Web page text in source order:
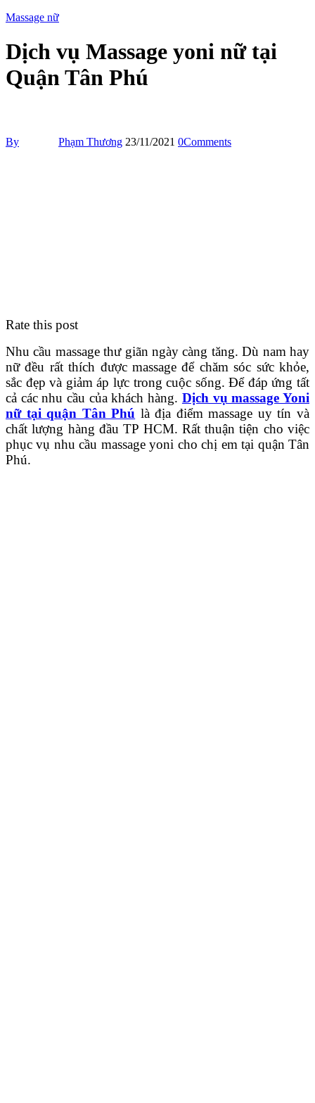
Massage nữ
Dịch vụ Massage yoni nữ tại
Quận Tân Phú
By Phạm Thương 23/11/2021 0Comments
Rate this post
Nhu cầu massage thư giãn ngày càng tăng. Dù nam hay
nữ đều rất thích được massage để chăm sóc sức khỏe,
sắc đẹp và giảm áp lực trong cuộc sống. Để đáp ứng tất
cả các nhu cầu của khách hàng. Dịch vụ massage Yoni
nữ tại quận Tân Phú là địa điểm massage uy tín và
chất lượng hàng đầu TP HCM. Rất thuận tiện cho việc
phục vụ nhu cầu massage yoni cho chị em tại quận Tân
Phú.